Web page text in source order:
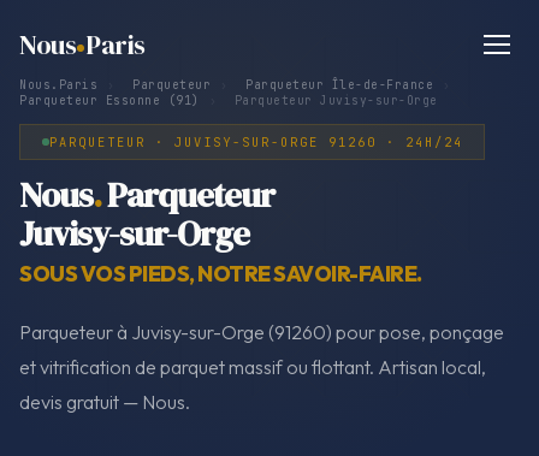
Nous Paris
Nous.Paris Parqueteur Parqueteur Île-de-France
Parqueteur Essonne (91)
Parqueteur Juvisy-sur-Orge
PARQUETEUR · JUVISY-SUR-ORGE 91260 · 24H/24
Nous.Parqueteur
Juvisy-sur-Orge
SOUS VOS PIEDS, NOTRE SAVOIR-FAIRE.
Parqueteur à Juvisy-sur-Orge (91260) pour pose, ponçage
et vitrification de parquet massif ou flottant. Artisan local,
devis gratuit — Nous.